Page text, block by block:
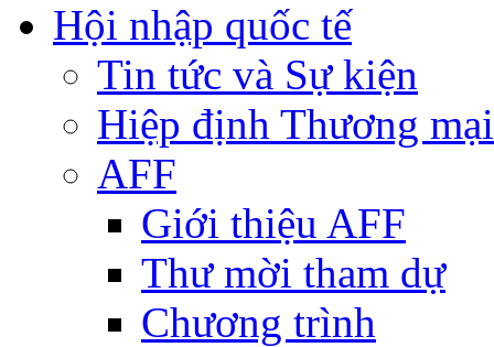
Hội nhập quốc tế
Tin tức và Sự kiện
Hiệp định Thương
AFF
Giới thiệu AFF
Thư mời tham dự
Chương trình